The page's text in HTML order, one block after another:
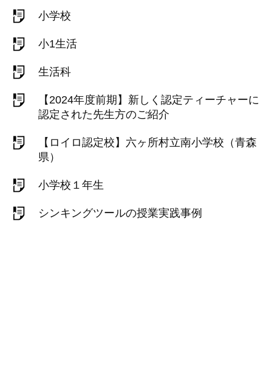
小学校
小1生活
生活科
【2024年度前期】新しく認定ティーチャーに
認定された先生方のご紹介
【ロイロ認定校】六ヶ所村立南小学校（青森
県）
小学校１年生
シンキングツールの授業実践事例